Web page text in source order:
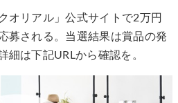
オリアル」公式サイトで2万円
募される。当選結果は賞品の発
細は下記URLから確認を。